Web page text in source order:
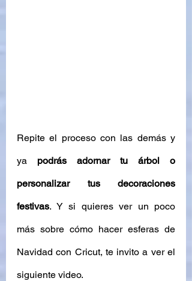
Repite el proceso con las demás y
ya podrás adornar tu árbol o
personalizar tus decoraciones
festivas. Y si quieres ver un poco
más sobre cómo hacer esferas de
Navidad con Cricut, te invito a ver el
siguiente video.